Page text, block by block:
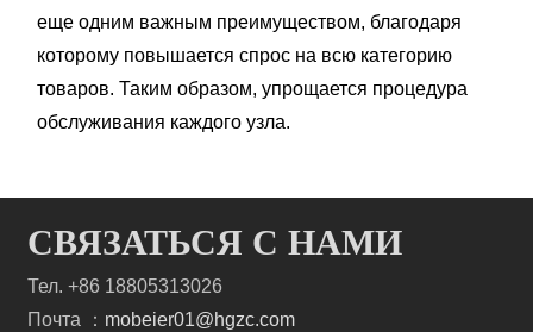
еще одним важным преимуществом, благодаря
которому повышается спрос на всю категорию
товаров. Таким образом, упрощается процедура
обслуживания каждого узла.
СВЯЗАТЬСЯ С НАМИ
Тел. +86 18805313026
Почта ： mobeier01@hgzc.com